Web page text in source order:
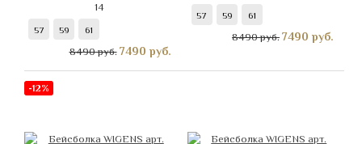
14
57 59 61
8490 руб. 7490 руб.
57 59 61
8490 руб. 7490 руб.
-12%